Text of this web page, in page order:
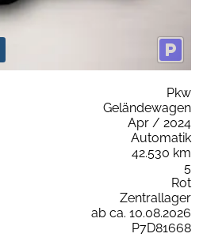
Pkw
Geländewagen
Apr / 2024
Automatik
42.530 km
5
Rot
Zentrallager
ab ca. 10.08.2026
P7D81668